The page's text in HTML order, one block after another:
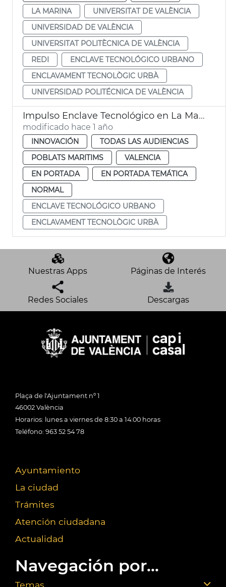
LA MARINA
UNIVERSITAT DE VALÈNCIA
UNIVERSIDAD DE VALÈNCIA
UNIVERSITAT POLITÈCNICA DE VALÈNCIA
REDI
ENCLAVE TECNOLÓGICO URBANO
ENCLAVAMENT TECNOLÒGIC URBÀ
UNIVERSIDAD POLITÉCNICA DE VALÈNCIA
Impulso Enclave Tecnológico en La Marina
modificado hace 1 año
INNOVACIÓN
TODAS LAS AUDIENCIAS
POBLATS MARITIMS
VALENCIA
EN PORTADA
EN PORTADA TEMÁTICA
NORMAL
ENCLAVE TECNOLÓGICO URBANO
ENCLAVAMENT TECNOLÒGIC URBÀ
Nuestras Apps Páginas de Interés
Redes Sociales Descargas
Plaça de l'Ajuntament nº 1
46002 València
Horarios: lunes a viernes de 8:30 a 14:00 horas
Teléfono: 963 52 54 78
Ayuntamiento
La ciudad
Trámites
Atención ciudadana
Actualidad
Navegación por...
Temas